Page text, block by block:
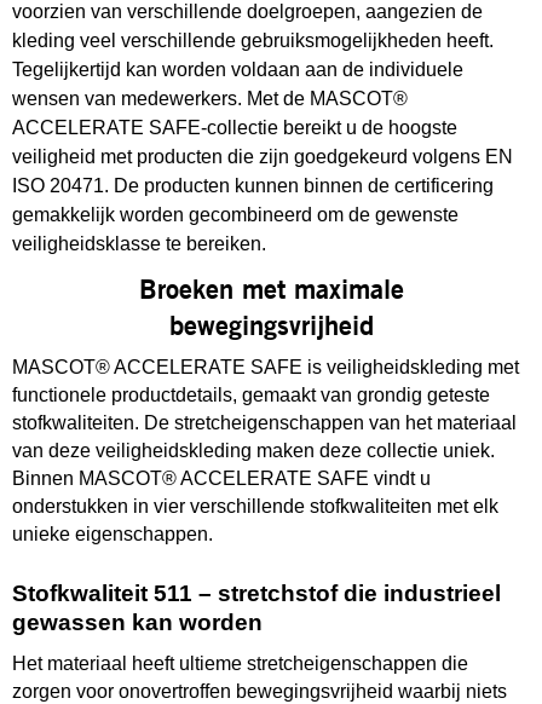
voorzien van verschillende doelgroepen, aangezien de
kleding veel verschillende gebruiksmogelijkheden heeft.
Tegelijkertijd kan worden voldaan aan de individuele
wensen van medewerkers. Met de MASCOT®
ACCELERATE SAFE-collectie bereikt u de hoogste
veiligheid met producten die zijn goedgekeurd volgens EN
ISO 20471. De producten kunnen binnen de certificering
gemakkelijk worden gecombineerd om de gewenste
veiligheidsklasse te bereiken.
Broeken met maximale
bewegingsvrijheid
MASCOT® ACCELERATE SAFE is veiligheidskleding met
functionele productdetails, gemaakt van grondig geteste
stofkwaliteiten. De stretcheigenschappen van het materiaal
van deze veiligheidskleding maken deze collectie uniek.
Binnen MASCOT® ACCELERATE SAFE vindt u
onderstukken in vier verschillende stofkwaliteiten met elk
unieke eigenschappen.
Stofkwaliteit 511 – stretchstof die industrieel
gewassen kan worden
Het materiaal heeft ultieme stretcheigenschappen die
zorgen voor onovertroffen bewegingsvrijheid waarbij niets